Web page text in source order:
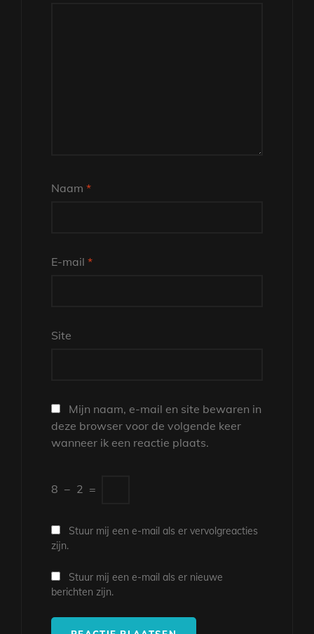
Naam *
E-mail *
Site
Mijn naam, e-mail en site bewaren in
deze browser voor de volgende keer
wanneer ik een reactie plaats.
8 − 2 =
Stuur mij een e-mail als er vervolgreacties
zijn.
Stuur mij een e-mail als er nieuwe
berichten zijn.